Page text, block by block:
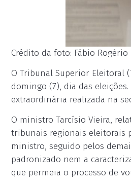
Crédito da foto: Fábio Rogério
O Tribunal Superior Eleitoral
domingo (7), dia das
extraordinária realizada na
O ministro Tarcísio Vieira,
tribunais regionais eleitorais
ministro, seguido pelos
padronizado nem a
que permeia o processo de